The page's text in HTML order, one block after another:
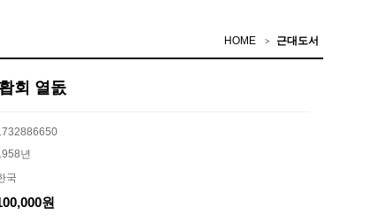
HOME 근대도서
회 열돐
년
국
원